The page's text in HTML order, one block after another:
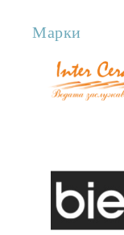
Марки